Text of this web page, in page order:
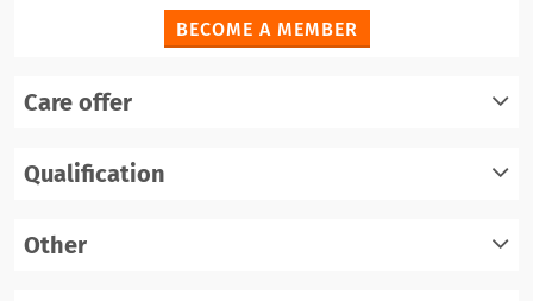
BECOME A MEMBER
Care offer
Qualification
Other